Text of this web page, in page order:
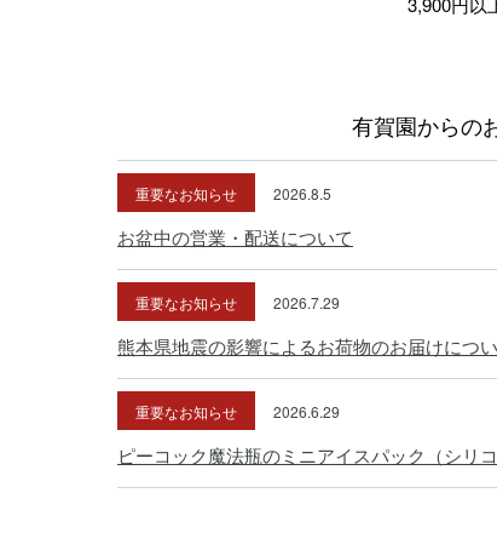
有賀園からの
重要なお知らせ 2026.8.5
お盆中の営業・配送について
重要なお知らせ 2026.7.29
熊本県地震の影響によるお荷物のお届けにつ
重要なお知らせ 2026.6.29
ピーコック魔法瓶のミニアイスパック（シリ